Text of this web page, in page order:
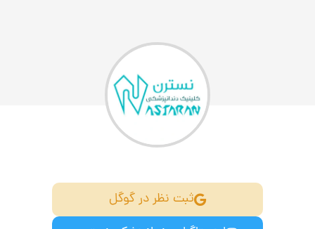
ثبت نظر در گوگل